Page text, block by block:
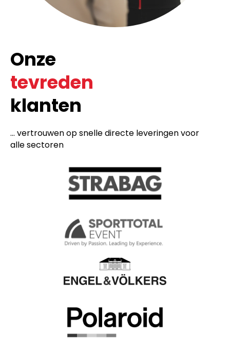
Onze
tevreden
klanten
... vertrouwen op snelle directe leveringen voor
alle sectoren